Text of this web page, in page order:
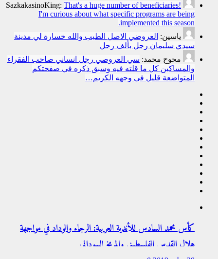
SazkakasinoKing: That's a huge number of beneficiaries!
I'm curious about what specific programs are being
implemented this season.
ياسين: العروضي الاصل الطيب والله خسارة لي مدينة
سيدي سليمان رجل بألف رجل
محوح محمد: سي العروصي رجل انساني صاحب الفقراء
والمساكين كل ما قلته فيه وسبق ذكره في صفحتكم
المتواضعة قليل في وجهه الكريم…
كأس محمد السادس للأندية العربية: الرجاء والوداد في مواجهة
هلال القدس الفلسطيني والمريخ السوداني